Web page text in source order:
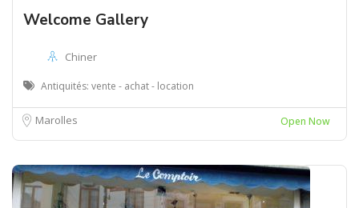
Welcome Gallery
Chiner
Antiquités: vente - achat - location
Marolles Open Now